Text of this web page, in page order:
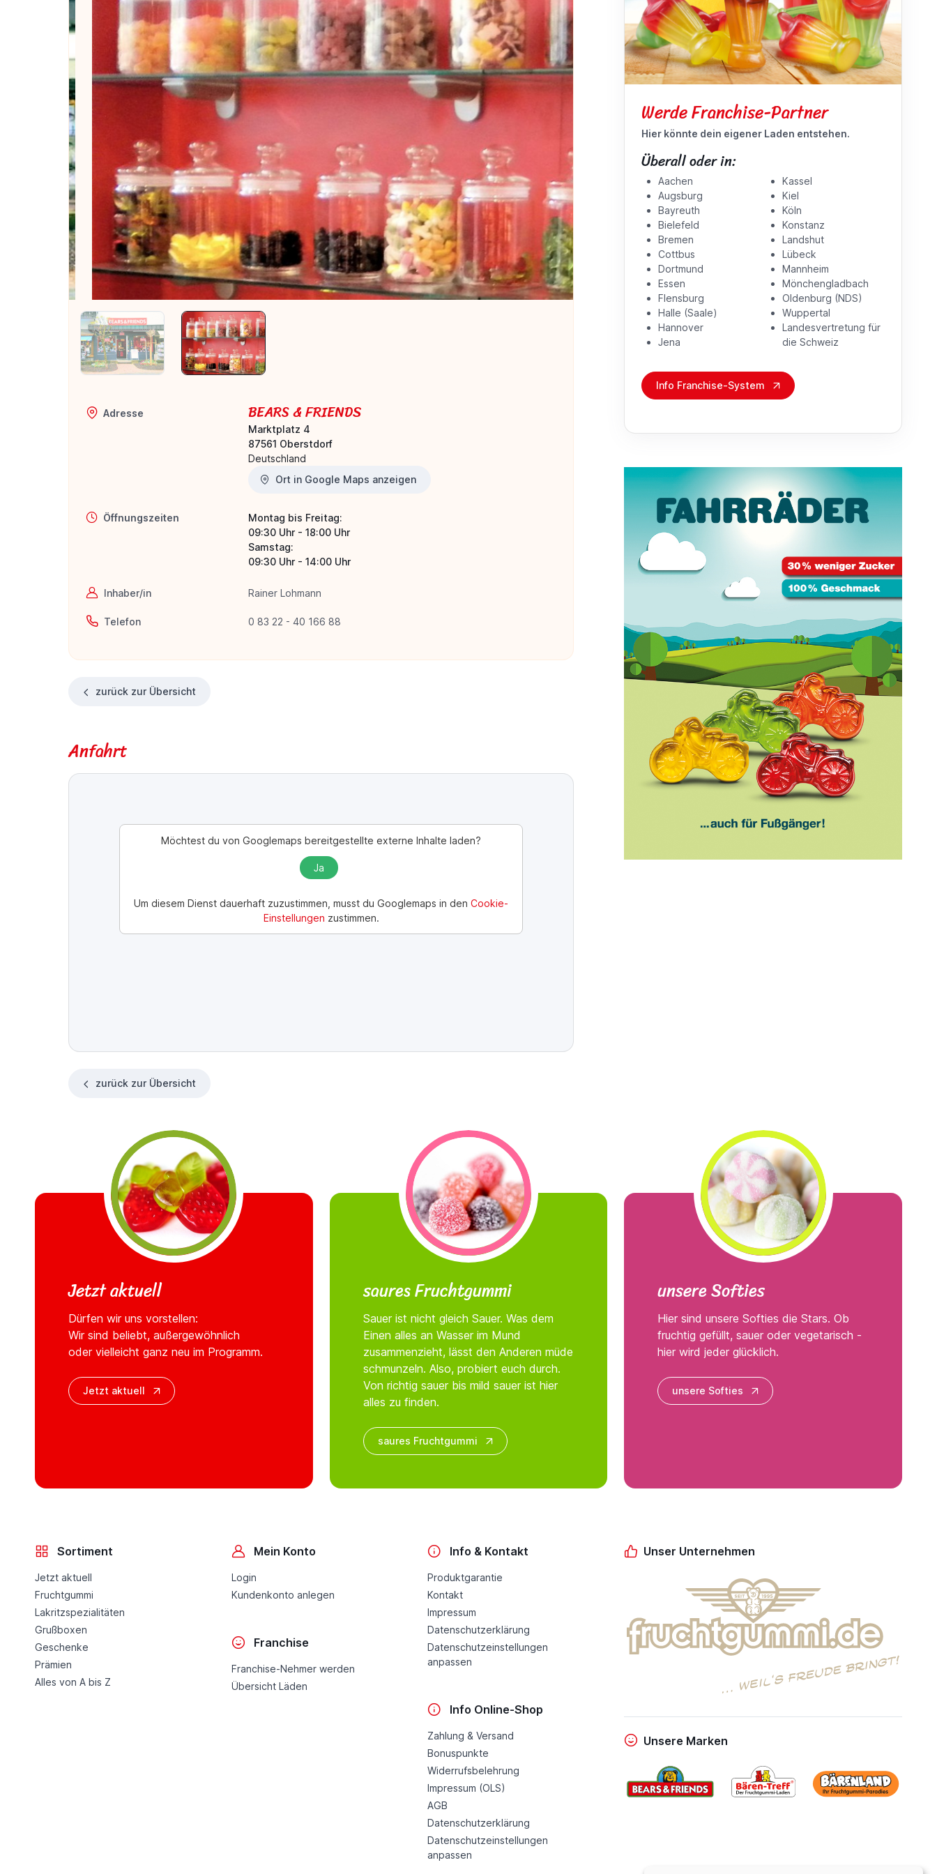
Adresse BEARS & FRIENDS
Marktplatz 4
87561 Oberstdorf
Deutschland
Ort in Google Maps anzeigen
Öffnungszeiten
Montag bis Freitag:
09:30 Uhr - 18:00 Uhr
Samstag:
09:30 Uhr - 14:00 Uhr
Inhaber/in Rainer Lohmann
Telefon 0 83 22 - 40 166 88
zurück zur Übersicht
Anfahrt
Möchtest du vonGooglemaps bereitgestellte externe Inhalte laden?
Ja
Um diesem Dienst dauerhaft zuzustimmen, musst duGooglemaps in denCookie-
Einstellungen zustimmen.
zurück zur Übersicht
Werde Franchise-Partner
Hier könnte dein eigener Laden entstehen.
Überall oder in:
Aachen
Augsburg
Bayreuth
Bielefeld
Bremen
Cottbus
Dortmund
Essen
Flensburg
Halle (Saale)
Hannover
Jena
Kassel
Kiel
Köln
Konstanz
Landshut
Lübeck
Mannheim
Mönchengladbach
Oldenburg (NDS)
Wuppertal
Landesvertretung für
die Schweiz
Info Franchise-System
Jetzt aktuell
Dürfen wir uns vorstellen:
Wir sind beliebt, außergewöhnlich
oder vielleicht ganz neu im Programm.
Jetzt aktuell
saures Fruchtgummi
Sauer ist nicht gleich Sauer. Was dem
Einen alles an Wasser im Mund
zusammenzieht, lässt den Anderen müde
schmunzeln. Also, probiert euch durch.
Von richtig sauer bis mild sauer ist hier
alles zu finden.
saures Fruchtgummi
unsere Softies
Hier sind unsere Softies die Stars. Ob
fruchtig gefüllt, sauer oder vegetarisch -
hier wird jeder glücklich.
unsere Softies
Sortiment
Jetzt aktuell
Fruchtgummi
Lakritzspezialitäten
Grußboxen
Geschenke
Prämien
Alles von A bis Z
Mein Konto
Login
Kundenkonto anlegen
Franchise
Franchise-Nehmer werden
Übersicht Läden
Info & Kontakt
Produktgarantie
Kontakt
Impressum
Datenschutzerklärung
Datenschutzeinstellungen
anpassen
Info Online-Shop
Zahlung & Versand
Bonuspunkte
Widerrufsbelehrung
Impressum (OLS)
AGB
Datenschutzerklärung
Datenschutzeinstellungen
anpassen
Unser Unternehmen
Unsere Marken